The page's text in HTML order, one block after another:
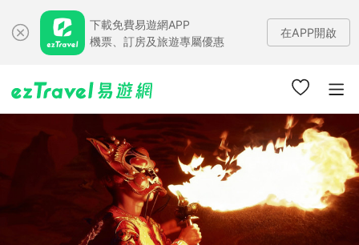
下載免費易遊網APP
機票、訂房及旅遊專屬優惠
在APP開啟